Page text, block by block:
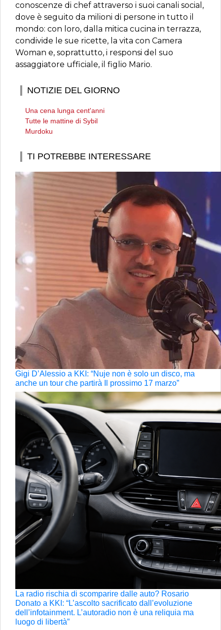
conoscenze di chef attraverso i suoi canali social,
dove è seguito da milioni di persone in tutto il
mondo: con loro, dalla mitica cucina in terrazza,
condivide le sue ricette, la vita con Camera
Woman e, soprattutto, i responsi del suo
assaggiatore ufficiale, il figlio Mario.
NOTIZIE DEL GIORNO
Una cena lunga cent'anni
Tutte le mattine di Sybil
Murdoku
TI POTREBBE INTERESSARE
Gigi D’Alessio a KKI: “Nuje non è solo un disco, ma
anche un tour che partirà Il prossimo 17 marzo”
La radio rischia di scomparire dalle auto? Rosario
Donato a KKI: “L’ascolto sacrificato dall’evoluzione
dell’infotainment. L’autoradio non è una reliquia ma
luogo di libertà”